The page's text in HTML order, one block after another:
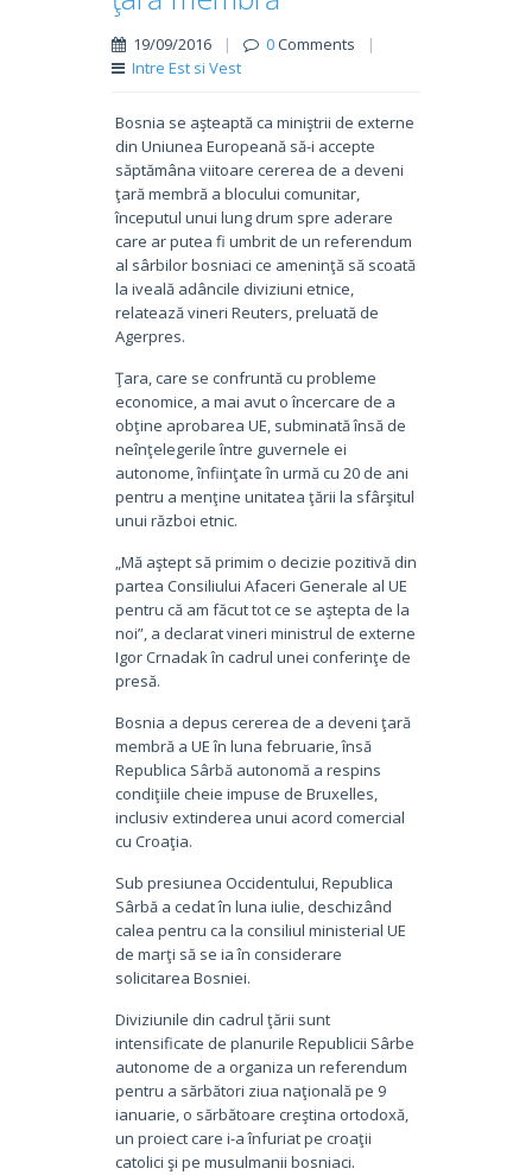
19/09/2016 | 0Comments
|
Intre Est si Vest
Bosnia se aşteaptă ca miniştrii de externe
din Uniunea Europeană să-i accepte
săptămâna viitoare cererea de a deveni
ţară membră a blocului comunitar,
începutul unui lung drum spre aderare
care ar putea fi umbrit de un referendum
al sârbilor bosniaci ce ameninţă să scoată
la iveală adâncile diviziuni etnice,
relatează vineri Reuters, preluată de
Agerpres.
Ţara, care se confruntă cu probleme
economice, a mai avut o încercare de a
obţine aprobarea UE, subminată însă de
neînţelegerile între guvernele ei
autonome, înfiinţate în urmă cu 20 de ani
pentru a menţine unitatea ţării la sfârşitul
unui război etnic.
„Mă aştept să primim o decizie pozitivă din
partea Consiliului Afaceri Generale al UE
pentru că am făcut tot ce se aştepta de la
noi”, a declarat vineri ministrul de externe
Igor Crnadak în cadrul unei conferinţe de
presă.
Bosnia a depus cererea de a deveni ţară
membră a UE în luna februarie, însă
Republica Sârbă autonomă a respins
condiţiile cheie impuse de Bruxelles,
inclusiv extinderea unui acord comercial
cu Croaţia.
Sub presiunea Occidentului, Republica
Sârbă a cedat în luna iulie, deschizând
calea pentru ca la consiliul ministerial UE
de marţi să se ia în considerare
solicitarea Bosniei.
Diviziunile din cadrul ţării sunt
intensificate de planurile Republicii Sârbe
autonome de a organiza un referendum
pentru a sărbători ziua naţională pe 9
ianuarie, o sărbătoare creştina ortodoxă,
un proiect care i-a înfuriat pe croaţii
catolici şi pe musulmanii bosniaci.